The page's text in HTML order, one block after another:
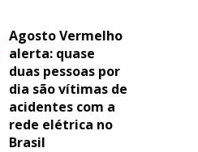
Agosto Vermelho
alerta: quase
duas pessoas por
dia são vítimas de
acidentes com a
rede elétrica no
Brasil